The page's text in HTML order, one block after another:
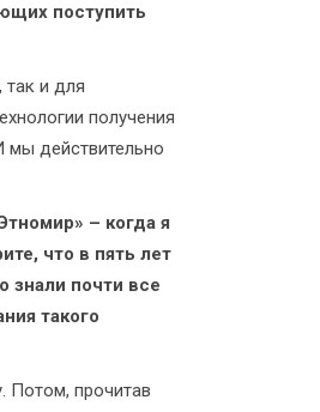
поступить
и для
получения
мы действительно
– когда я
что в пять лет
знали почти все
такого
Потом, прочитав